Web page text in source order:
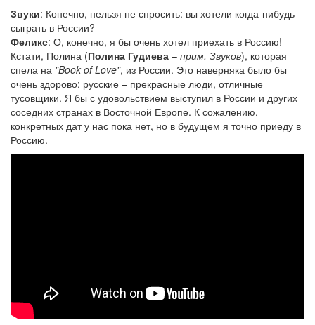
Звуки: Конечно, нельзя не спросить: вы хотели когда-нибудь
сыграть в России?
Феликс: О, конечно, я бы очень хотел приехать в Россию!
Кстати, Полина (Полина Гудиева – прим. Звуков), которая
спела на "Book of Love", из России. Это наверняка было бы
очень здорово: русские – прекрасные люди, отличные
тусовщики. Я бы с удовольствием выступил в России и других
соседних странах в Восточной Европе. К сожалению,
конкретных дат у нас пока нет, но в будущем я точно приеду в
Россию.